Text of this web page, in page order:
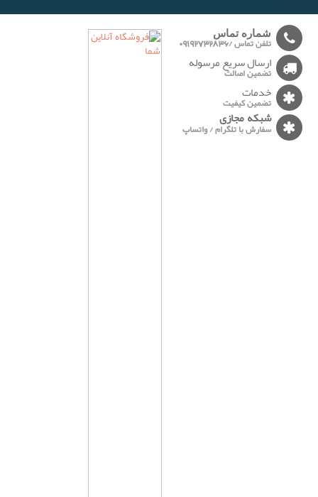
شماره تماس
تلفن تماس /09192732836
ارسال سریع مرسوله
تضمین اصالت
خدمات
تضمین کیفیت
شبکه مجازی
سفارش با تلگرام / واتساپ